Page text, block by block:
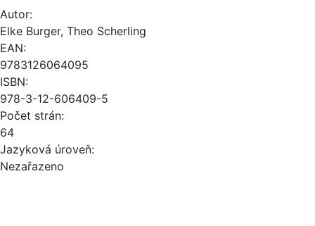
Autor:
Elke Burger, Theo Scherling
EAN:
9783126064095
ISBN:
978-3-12-606409-5
Počet strán:
64
Jazyková úroveň:
Nezařazeno